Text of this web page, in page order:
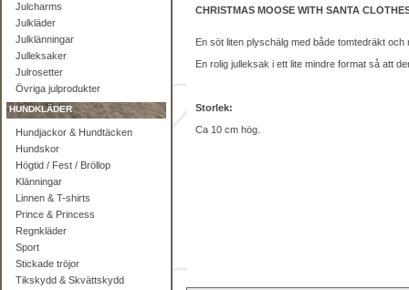
Julcharms
Julkläder
Julklänningar
Julleksaker
Julrosetter
Övriga julprodukter
HUNDKLÄDER
Hundjackor & Hundtäcken
Hundskor
Högtid / Fest / Bröllop
Klänningar
Linnen & T-shirts
Prince & Princess
Regnkläder
Sport
Stickade tröjor
Tikskydd & Skvättskydd
CHRISTMAS MOOSE WITH SANTA
En söt liten plyschälg med både tomtedräkt och
En rolig julleksak i ett lite mindre format så att
Storlek:
Ca 10 cm hög.